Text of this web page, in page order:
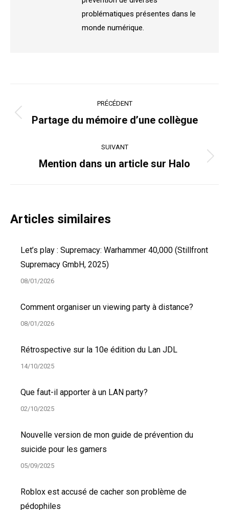
problématiques présentes dans le
monde numérique.
article
PRÉCÉDENT
Article
:
Partage du mémoire d’une collègue
SUIVANT
Article
Mention dans un article sur Halo
Articles similaires
Let’s play : Supremacy: Warhammer 40,000 (Stillfront
Supremacy GmbH, 2025)
08/01/2026
Comment organiser un viewing party à distance?
08/01/2026
Rétrospective sur la 10e édition du Lan JDL
14/10/2025
Que faut-il apporter à un LAN party?
02/10/2025
Nouvelle version de mon guide de prévention du
suicide pour les gamers
05/09/2025
Roblox est accusé de cacher son problème de
pédophiles